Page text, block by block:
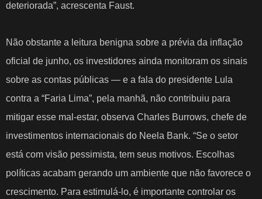
deteriorada”, acrescenta Faust.
Não obstante a leitura benigna sobre a prévia da inflação
oficial de junho, os investidores ainda monitoram os sinais
sobre as contas públicas — e a fala do presidente Lula
contra a “Faria Lima”, pela manhã, não contribuiu para
mitigar esse mal-estar, observa Charles Burrows, chefe de
investimentos internacionais do Neela Bank. “Se o setor
está com visão pessimista, tem seus motivos. Escolhas
políticas acabam gerando um ambiente que não favorece o
crescimento. Para estimulá-lo, é importante controlar os